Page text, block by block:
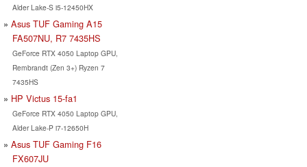
Alder Lake-S i5-12450HX
Asus TUF Gaming A15
FA507NU, R7 7435HS
GeForce RTX 4050 Laptop GPU,
Rembrandt (Zen 3+) Ryzen 7
7435HS
HP Victus 15-fa1
GeForce RTX 4050 Laptop GPU,
Alder Lake-P i7-12650H
Asus TUF Gaming F16
FX607JU